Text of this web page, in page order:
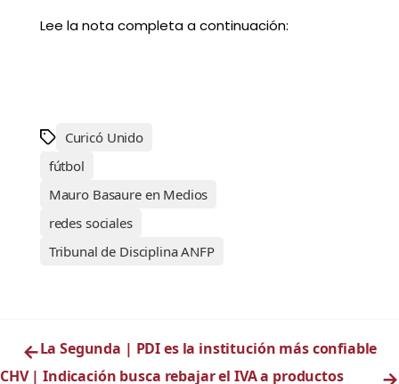
Lee la nota completa a continuación:
Curicó Unido
fútbol
Mauro Basaure en Medios
redes sociales
Tribunal de Disciplina ANFP
←La Segunda | PDI es la institución más confiable
CHV | Indicación busca rebajar el IVA a productos
→